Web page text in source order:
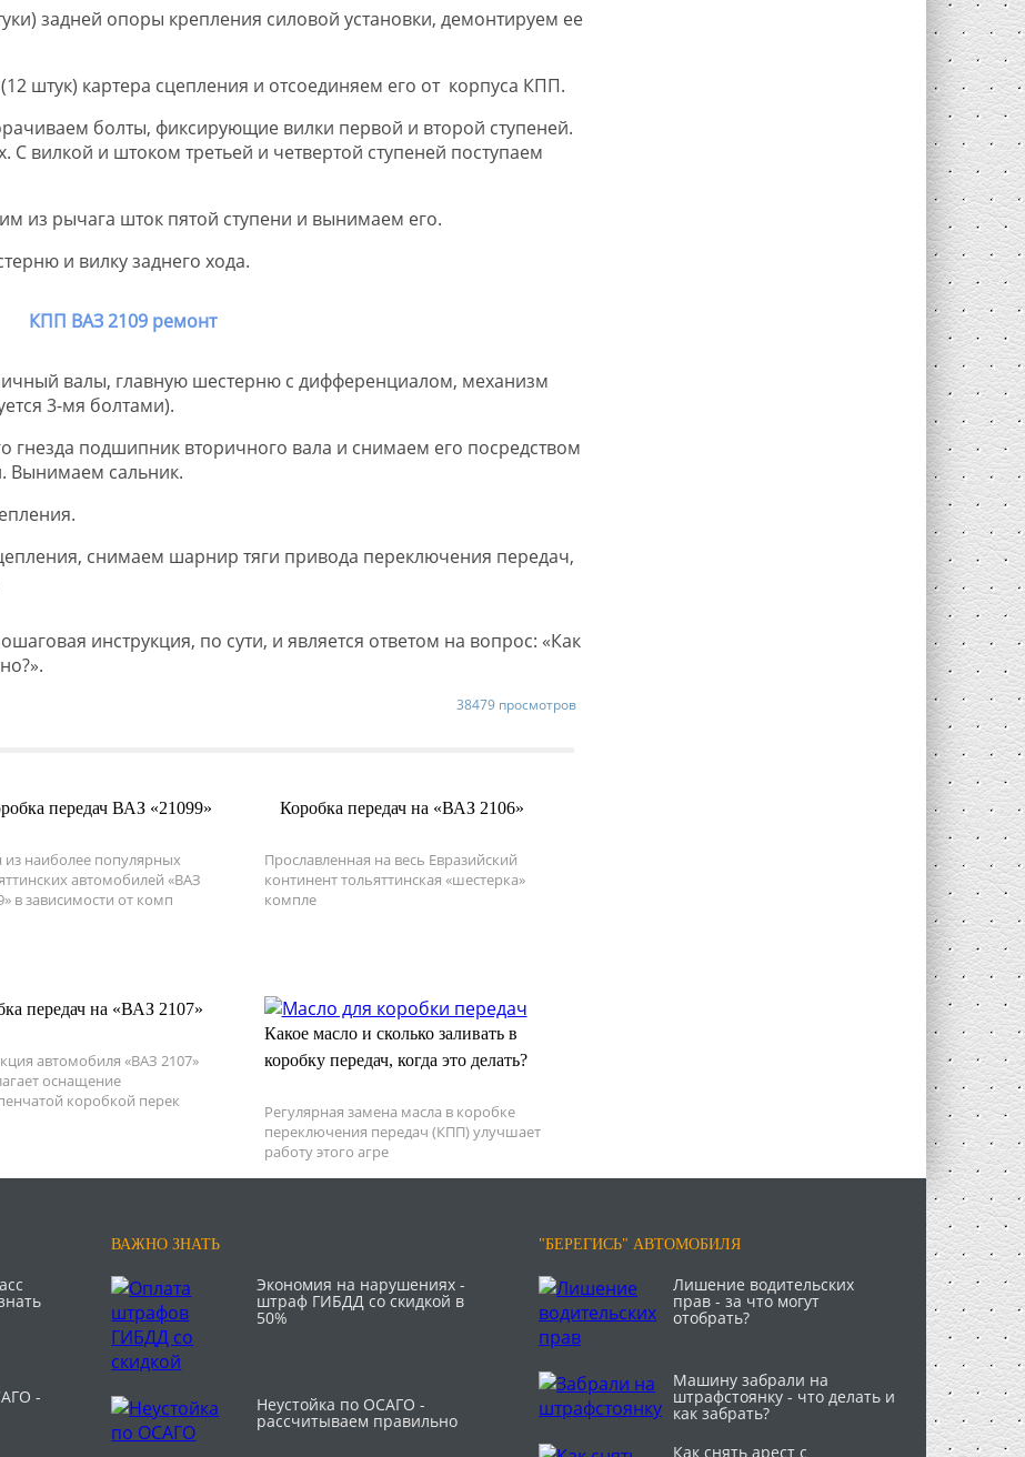
задней опоры крепления силовой установки, демонтируем ее
штук) картера сцепления и отсоединяем его от корпуса КПП.
болты, фиксирующие вилки первой и второй ступеней.
вилкой и штоком третьей и четвертой ступеней поступаем
из рычага шток пятой ступени и вынимаем его.
и вилку заднего хода.
валы, главную шестерню с дифференциалом, механизм
3-мя болтами).
гнезда подшипник вторичного вала и снимаем его посредством
Вынимаем сальник.
снимаем шарнир тяги привода переключения передач,
инструкция, по сути, и является ответом на вопрос: «Как
38479 просмотров
передач ВАЗ «21099»
из наиболее популярных
автомобилей «ВАЗ
в зависимости от комп
Коробка передач на «ВАЗ 2106»
Прославленная на весь Евразийский
континент тольяттинская «шестерка»
компле
передач на «ВАЗ 2107»
автомобиля «ВАЗ 2107»
оснащение
коробкой перек
Какое масло и сколько заливать в
коробку передач, когда это делать?
Регулярная замена масла в коробке
переключения передач (КПП) улучшает
работу этого агре
-
ВАЖНО ЗНАТЬ
Экономия на нарушениях -
штраф ГИБДД со скидкой в
50%
Неустойка по ОСАГО -
рассчитываем правильно
"БЕРЕГИСЬ" АВТОМОБИЛЯ
Лишение водительских
прав - за что могут
отобрать?
Машину забрали на
штрафстоянку - что делать и
как забрать?
Как снять арест с